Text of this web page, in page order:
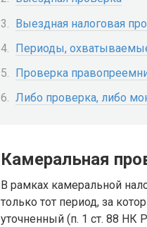
Выездная налоговая
Периоды,
Проверка
Либо проверка, либо
Камеральная
В рамках камеральной
только тот период, за
уточненный (п. 1 ст. 88 НК